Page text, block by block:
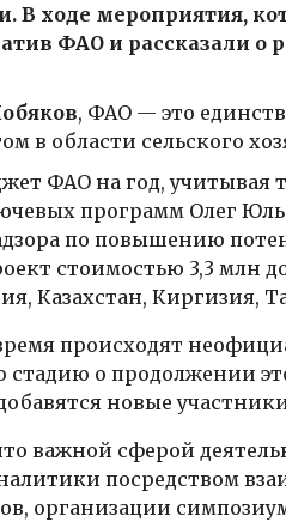
В ходе мероприятия,
ФАО и рассказали о
, ФАО — это
в области сельского
ФАО на год, учитывая
программ Олег
по повышению
стоимостью 3,3 млн
Казахстан, Киргизия,
происходят
о продолжении
новые
важной сферой
посредством
организации